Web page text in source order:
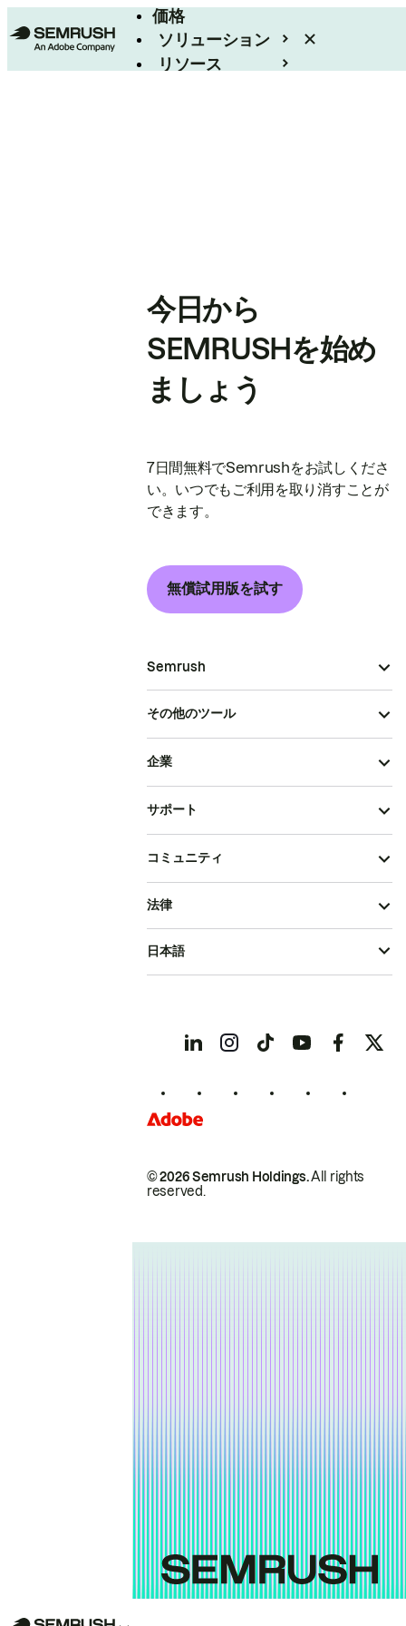
価格
ソリューション
リソース
今日から
SEMRUSHを始め
ましょう
7日間無料でSemrushをお試しくださ
い。いつでもご利用を取り消すことが
できます。
無償試用版を試す
Semrush
その他のツール
企業
サポート
コミュニティ
© 2026 Semrush Holdings.All rights
reserved.
法律
日本語